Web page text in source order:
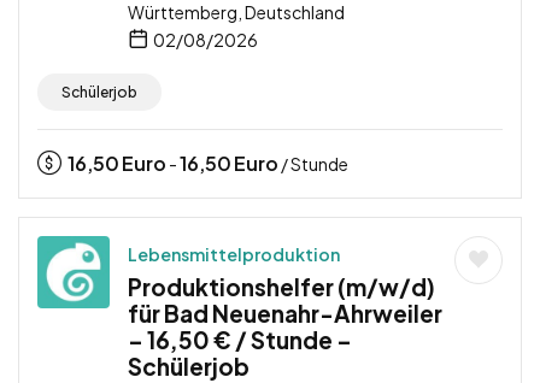
Württemberg, Deutschland
02/08/2026
Schülerjob
16,50Euro -16,50Euro / Stunde
Lebensmittelproduktion
Produktionshelfer (m/w/d)
für Bad Neuenahr-Ahrweiler
– 16,50 € / Stunde –
Schülerjob